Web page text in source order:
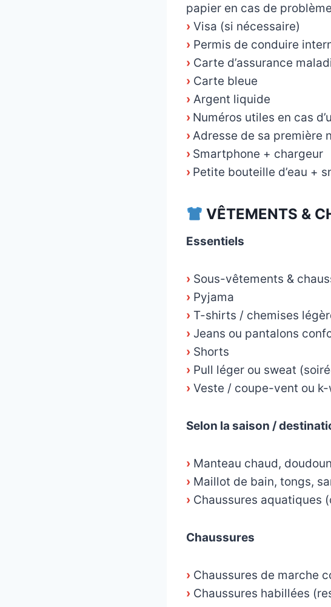
papier en cas de
› Visa (si nécessaire)
› Permis de conduire
› Carte d’assurance
› Carte bleue
› Argent liquide
› Numéros utiles en cas
›Adresse de sa première
› Smartphone + chargeur
› Petite bouteille d’eau +
VÊTEMENTS &
Essentiels
› Sous-vêtements &
› Pyjama
› T-shirts / chemises
› Jeans ou pantalons
› Shorts
› Pull léger ou sweat
› Veste / coupe-vent ou
Selon la saison /
› Manteau chaud,
› Maillot de bain, tongs,
› Chaussures aquatiques
Chaussures
› Chaussures de marche
› Chaussures habillées